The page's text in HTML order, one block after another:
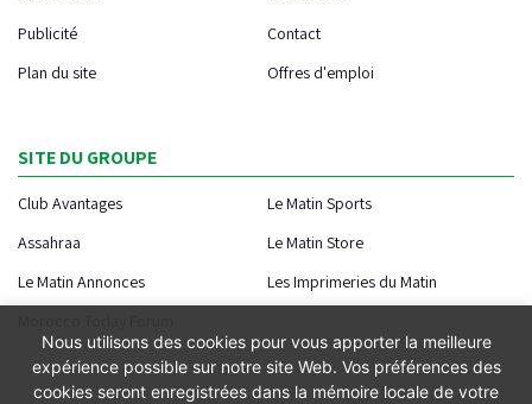
Publicité
Contact
Plan du site
Offres d'emploi
SITE DU GROUPE
Club Avantages
Le Matin Sports
Assahraa
Le Matin Store
Le Matin Annonces
Les Imprimeries du Matin
Nous utilisons des cookies pour vous apporter la meilleure
expérience possible sur notre site Web. Vos préférences des
cookies seront enregistrées dans la mémoire locale de votre